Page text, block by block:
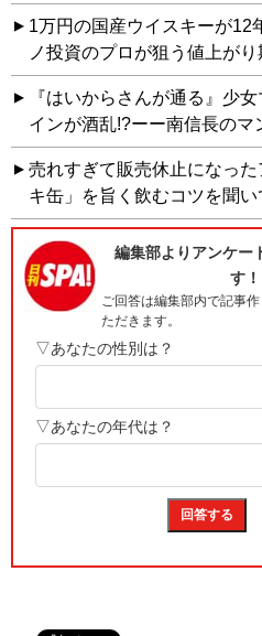
1万円の国産ウイスキーが
ノ投資のプロが狙う値上が
『はいからさんが通る』少
インが酒乱!?ーー南信長のマ
売れすぎて販売休止になっ
キ缶」を旨く飲むコツを聞い